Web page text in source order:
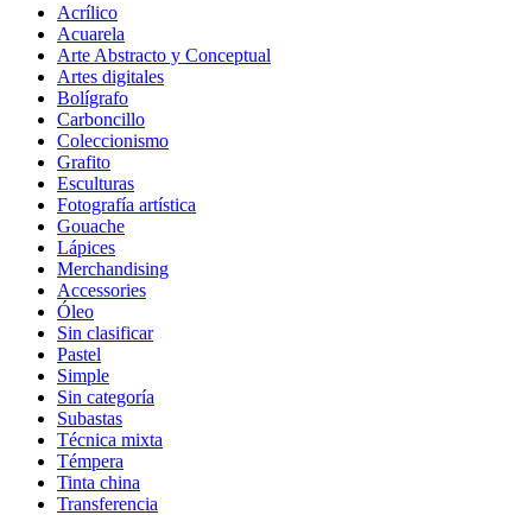
Acrílico
Acuarela
Arte Abstracto y Conceptual
Artes digitales
Bolígrafo
Carboncillo
Coleccionismo
Grafito
Esculturas
Fotografía artística
Gouache
Lápices
Merchandising
Accessories
Óleo
Sin clasificar
Pastel
Simple
Sin categoría
Subastas
Técnica mixta
Témpera
Tinta china
Transferencia